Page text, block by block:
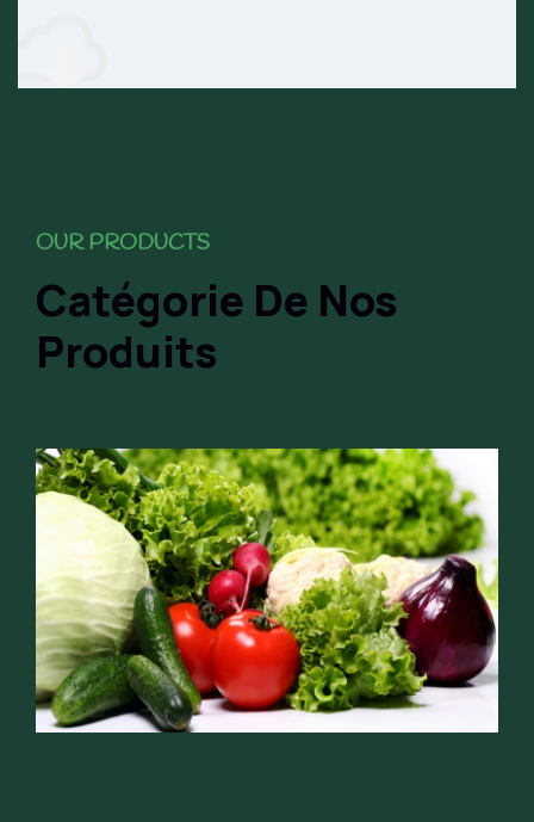
OUR PRODUCTS
Catégorie De Nos
Produits